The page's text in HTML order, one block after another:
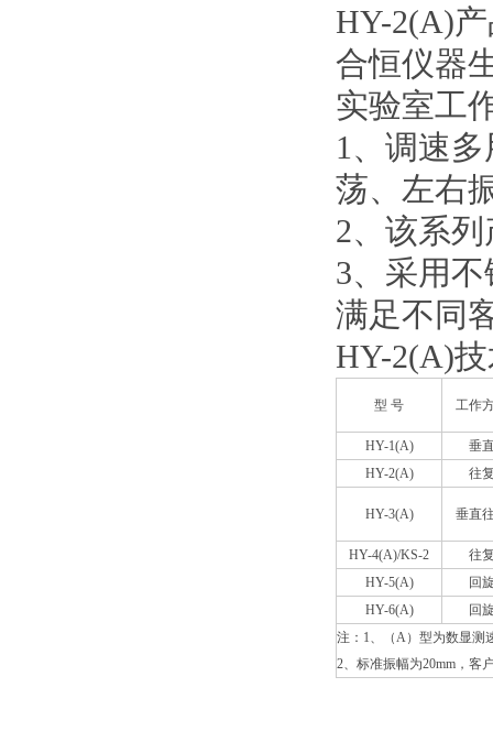
HY-2(A)
合恒仪器
实验室工
1、调速
荡、左右
2、该系
3、采用
满足不同
HY-2(A)
型 号 工作
HY-1(A)
垂
HY-2(A)
往
HY-3(A) 垂直
HY-4(A)/KS-2
往
HY-5(A)
回
HY-6(A)
回
注：1、（A）型为数显测
2、标准振幅为20mm，客